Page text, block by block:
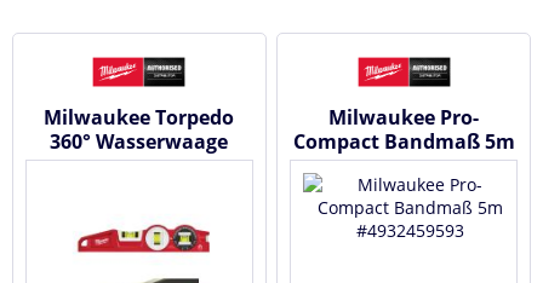
Milwaukee Torpedo
360° Wasserwaage
#4932459096
Milwaukee Pro-
Compact Bandmaß 5m
#4932459593